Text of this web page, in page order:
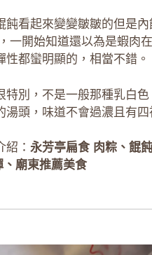
飩看起來變變皺皺的但是
一開始知道還以為是蝦肉
性都蠻明顯的，相當不錯。
特別，不是一般那種乳白
湯頭，味道不會過濃且有四
紹： 永芳亭扁食 肉粽、餛
、廟東推薦美食